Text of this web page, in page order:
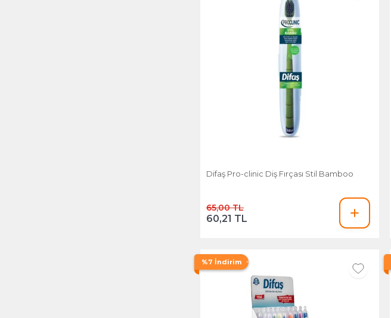
Difaş Pro-clinic Diş Fırçası Stil Bamboo
65,00 TL
60,21 TL
%7 İndirim